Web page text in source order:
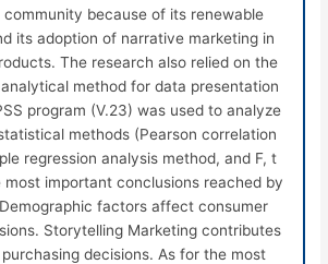
community because of its renewable
its adoption of narrative marketing in
The research also relied on the
method for data presentation
program (V.23) was used to analyze
methods (Pearson correlation
regression analysis method, and F, t
important conclusions reached by
factors affect consumer
Storytelling Marketing contributes
decisions. As for the most